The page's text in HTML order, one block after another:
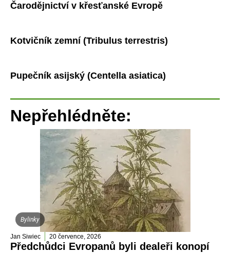
Čarodějnictví v křesťanské Evropě
Kotvičník zemní (Tribulus terrestris)
Pupečník asijský (Centella asiatica)
Nepřehlédněte:
Bylinky
Jan Siwiec 20 července, 2026
Předchůdci Evropanů byli dealeři konopí